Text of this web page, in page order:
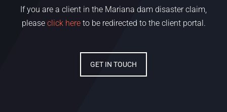
If you are a client in the Mariana dam disaster claim,
pleaseclick hereto be redirected to the client portal.
GET IN TOUCH